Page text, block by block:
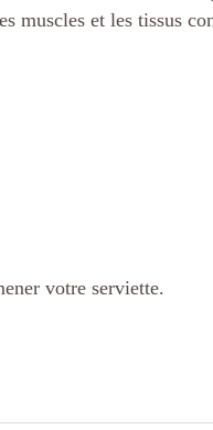
muscles et les tissus
votre serviette.